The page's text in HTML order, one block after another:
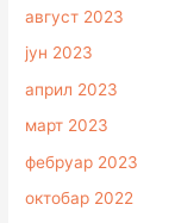
август 2023
јун 2023
април 2023
март 2023
фебруар 2023
октобар 2022